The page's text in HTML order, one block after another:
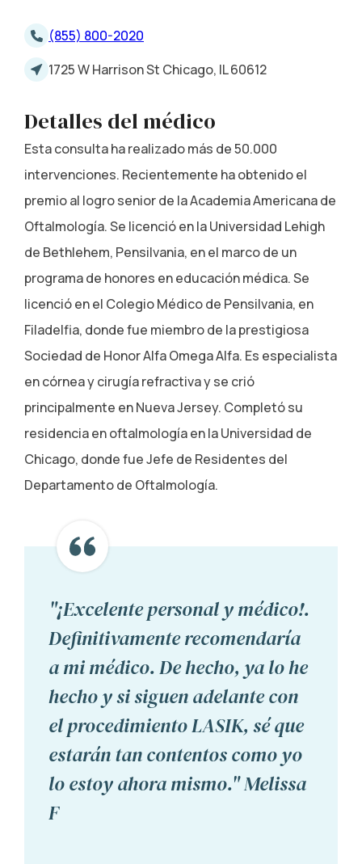
(855) 800-2020
1725 W Harrison St Chicago, IL 60612
Detalles del médico
Esta consulta ha realizado más de 50.000
intervenciones. Recientemente ha obtenido el
premio al logro senior de la Academia Americana de
Oftalmología. Se licenció en la Universidad Lehigh
de Bethlehem, Pensilvania, en el marco de un
programa de honores en educación médica. Se
licenció en el Colegio Médico de Pensilvania, en
Filadelfia, donde fue miembro de la prestigiosa
Sociedad de Honor Alfa Omega Alfa. Es especialista
en córnea y cirugía refractiva y se crió
principalmente en Nueva Jersey. Completó su
residencia en oftalmología en la Universidad de
Chicago, donde fue Jefe de Residentes del
Departamento de Oftalmología.
"¡Excelente personal y médico!.
Definitivamente recomendaría
a mi médico. De hecho, ya lo he
hecho y si siguen adelante con
el procedimiento LASIK, sé que
estarán tan contentos como yo
lo estoy ahora mismo." Melissa
F